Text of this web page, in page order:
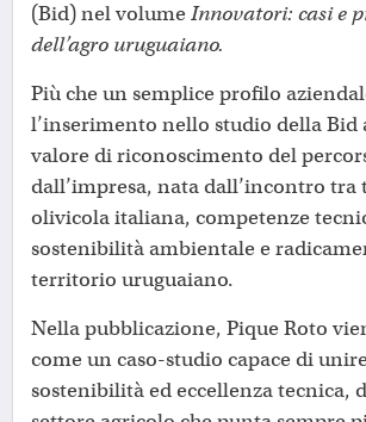
(Bid) nel volume Innovatori: casi e
dell’agro uruguaiano.
Più che un semplice profilo
l’inserimento nello studio della Bid
valore di riconoscimento del
dall’impresa, nata dall’incontro tra
olivicola italiana, competenze
sostenibilità ambientale e
territorio uruguaiano.
Nella pubblicazione, Pique Roto
come un caso-studio capace di
sostenibilità ed eccellenza tecnica,